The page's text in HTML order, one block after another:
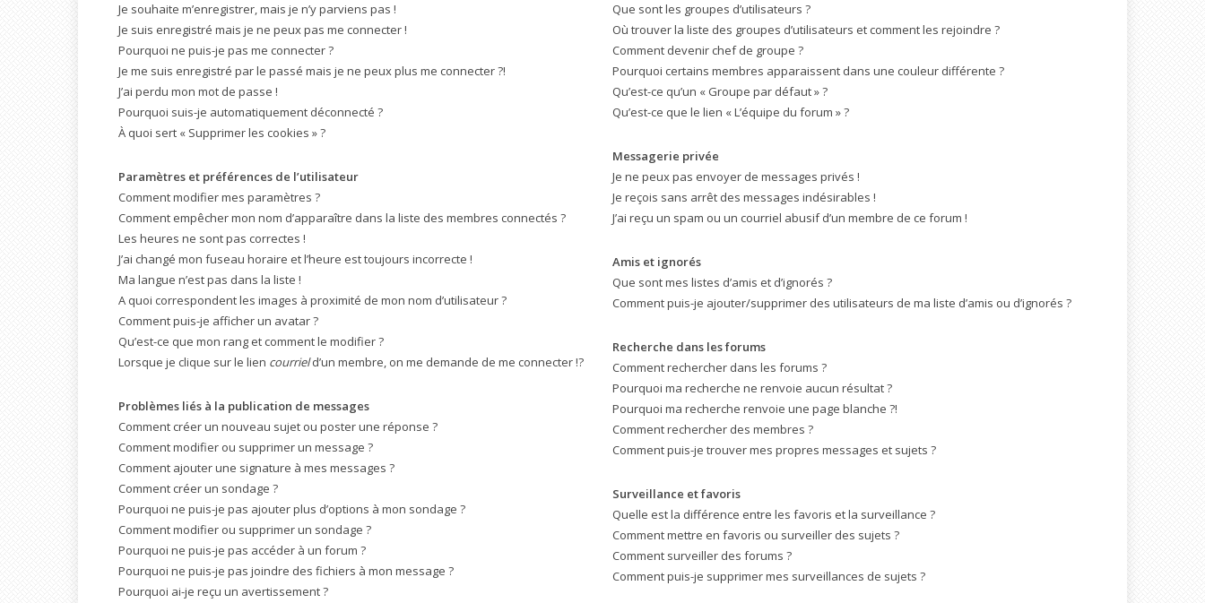
Je souhaite m’enregistrer, mais je n’y parviens pas !
Je suis enregistré mais je ne peux pas me connecter !
Pourquoi ne puis-je pas me connecter ?
Je me suis enregistré par le passé mais je ne peux plus me connecter ?!
J’ai perdu mon mot de passe !
Pourquoi suis-je automatiquement déconnecté ?
À quoi sert « Supprimer les cookies » ?
Paramètres et préférences de l’utilisateur
Comment modifier mes paramètres ?
Comment empêcher mon nom d’apparaître dans la liste des membres connectés ?
Les heures ne sont pas correctes !
J’ai changé mon fuseau horaire et l’heure est toujours incorrecte !
Ma langue n’est pas dans la liste !
A quoi correspondent les images à proximité de mon nom d’utilisateur ?
Comment puis-je afficher un avatar ?
Qu’est-ce que mon rang et comment le modifier ?
Lorsque je clique sur le lien courrield’un membre, on me demande de me connecter !?
Problèmes liés à la publication de messages
Comment créer un nouveau sujet ou poster une réponse ?
Comment modifier ou supprimer un message ?
Comment ajouter une signature à mes messages ?
Comment créer un sondage ?
Pourquoi ne puis-je pas ajouter plus d’options à mon sondage ?
Comment modifier ou supprimer un sondage ?
Pourquoi ne puis-je pas accéder à un forum ?
Pourquoi ne puis-je pas joindre des fichiers à mon message ?
Pourquoi ai-je reçu un avertissement ?
Que sont les groupes d’utilisateurs ?
Où trouver la liste des groupes d’utilisateurs et comment les rejoindre ?
Comment devenir chef de groupe ?
Pourquoi certains membres apparaissent dans une couleur différente ?
Qu’est-ce qu’un « Groupe par défaut » ?
Qu’est-ce que le lien « L’équipe du forum » ?
Messagerie privée
Je ne peux pas envoyer de messages privés !
Je reçois sans arrêt des messages indésirables !
J’ai reçu un spam ou un courriel abusif d’un membre de ce forum !
Amis et ignorés
Que sont mes listes d’amis et d’ignorés ?
Comment puis-je ajouter/supprimer des utilisateurs de ma liste d’amis ou d’ignorés ?
Recherche dans les forums
Comment rechercher dans les forums ?
Pourquoi ma recherche ne renvoie aucun résultat ?
Pourquoi ma recherche renvoie une page blanche ?!
Comment rechercher des membres ?
Comment puis-je trouver mes propres messages et sujets ?
Surveillance et favoris
Quelle est la différence entre les favoris et la surveillance ?
Comment mettre en favoris ou surveiller des sujets ?
Comment surveiller des forums ?
Comment puis-je supprimer mes surveillances de sujets ?